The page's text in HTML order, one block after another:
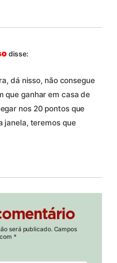
disse:
dá nisso, não consegue
que ganhar em casa de
nos 20 pontos que
janela, teremos que
será publicado. Campos
*